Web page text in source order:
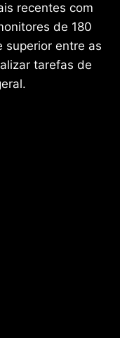
recentes com
de 180
superior entre as
tarefas de